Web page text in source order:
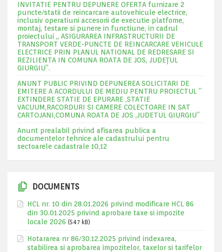
INVITATIE PENTRU DEPUNERE OFERTA furnizare 2
puncte/statii de reincarcare autovehicule electrice,
inclusiv operatiuni accesorii de executie platfome,
montaj, testare si punere in functiune, in cadrul
proiectului „ ASIGURAREA INFRASTRUCTURII DE
TRANSPORT VERDE-PUNCTE DE REINCARCARE VEHICULE
ELECTRICE PRIN PLANUL NATIONAL DE REDRESARE SI
REZILIENTA IN COMUNA ROATA DE JOS, JUDEŢUL
GIURGIU”.
ANUNT PUBLIC PRIVIND DEPUNEREA SOLICITARI DE
EMITERE A ACORDULUI DE MEDIU PENTRU PROIECTUL ”
EXTINDERE STATIE DE EPURARE ,STATIE
VACUUM,RACORDURI SI CAMERE COLECTOARE IN SAT
CARTOJANI,COMUNA ROATA DE JOS ,JUDETUL GIURGIU”
Anunt prealabil privind afisarea publica a
documentelor tehnice ale cadastrului pentru
sectoarele cadastrale 10,12
DOCUMENTS
HCL nr. 10 din 28.01.2026 privind modificare HCL 86
din 30.01.2025 privind aprobare taxe si impozite
locale 2026 (547 kB)
Hotararea nr 86/30.12.2025 privind indexarea,
stabilirea si aprobarea impozitelor, taxelor si tarifelor